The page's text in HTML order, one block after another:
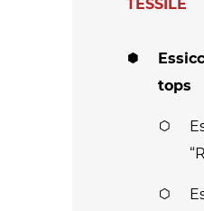
TESSILE
tops